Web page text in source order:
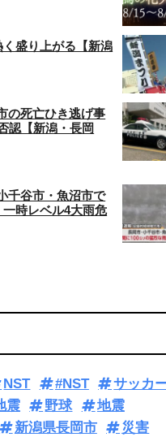
盛り上がる【新潟
の死亡ひき逃げ事
認【新潟・長岡
千谷市・魚沼市で
時レベル4大雨危
NST #NST
サッカ
震 野球
地震
新潟県長岡市
災害